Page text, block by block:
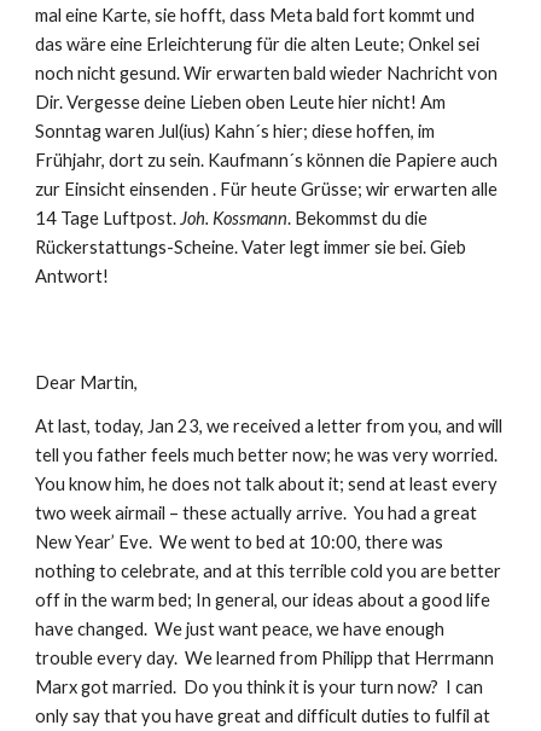
mal eine Karte, sie hofft, dass Meta bald fort kommt und
das wäre eine Erleichterung für die alten Leute; Onkel sei
noch nicht gesund. Wir erwarten bald wieder Nachricht von
Dir. Vergesse deine Lieben oben Leute hier nicht! Am
Sonntag waren Jul(ius) Kahn´s hier; diese hoffen, im
Frühjahr, dort zu sein. Kaufmann´s können die Papiere auch
zur Einsicht einsenden . Für heute Grüsse; wir erwarten alle
14 Tage Luftpost. Joh. Kossmann. Bekommst du die
Rückerstattungs-Scheine. Vater legt immer sie bei. Gieb
Antwort!
Dear Martin,
At last, today, Jan 23, we received a letter from you, and will
tell you father feels much better now; he was very worried.
You know him, he does not talk about it; send at least every
two week airmail – these actually arrive.  You had a great
New Year’ Eve.  We went to bed at 10:00, there was
nothing to celebrate, and at this terrible cold you are better
off in the warm bed; In general, our ideas about a good life
have changed.  We just want peace, we have enough
trouble every day.  We learned from Philipp that Herrmann
Marx got married.  Do you think it is your turn now?  I can
only say that you have great and difficult duties to fulfil at